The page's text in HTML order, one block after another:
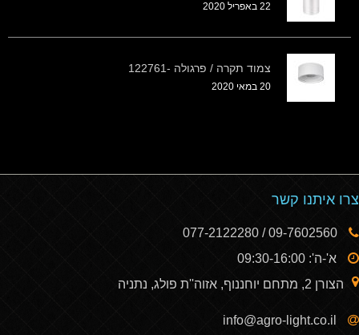
22 באפריל 2020
צמוד תקרה / פרגולה -122761
20 במאי 2020
צרו איתנו קשר
א'-ה': 09:30-16:00
הצורן 2, מתחם יוחננוף, אזוה''ת פולג, נתניה